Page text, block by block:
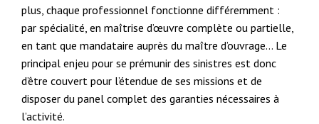
plus, chaque professionnel fonctionne différemment :
par spécialité, en maîtrise d’œuvre complète ou partielle,
en tant que mandataire auprès du maître d’ouvrage… Le
principal enjeu pour se prémunir des sinistres est donc
d’être couvert pour l’étendue de ses missions et de
disposer du panel complet des garanties nécessaires à
l’activité.